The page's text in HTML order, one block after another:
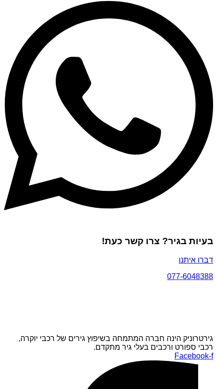
בעיות בגיר? צרו קשר כעת!
דברו איתנו
077-6048388
גירטרוניק הינה חברה המתמחה בשיפוץ גירים של רכבי יוקרה,
רכבי ספורט ורכבים בעלי גיר מתקדם.
Facebook-f